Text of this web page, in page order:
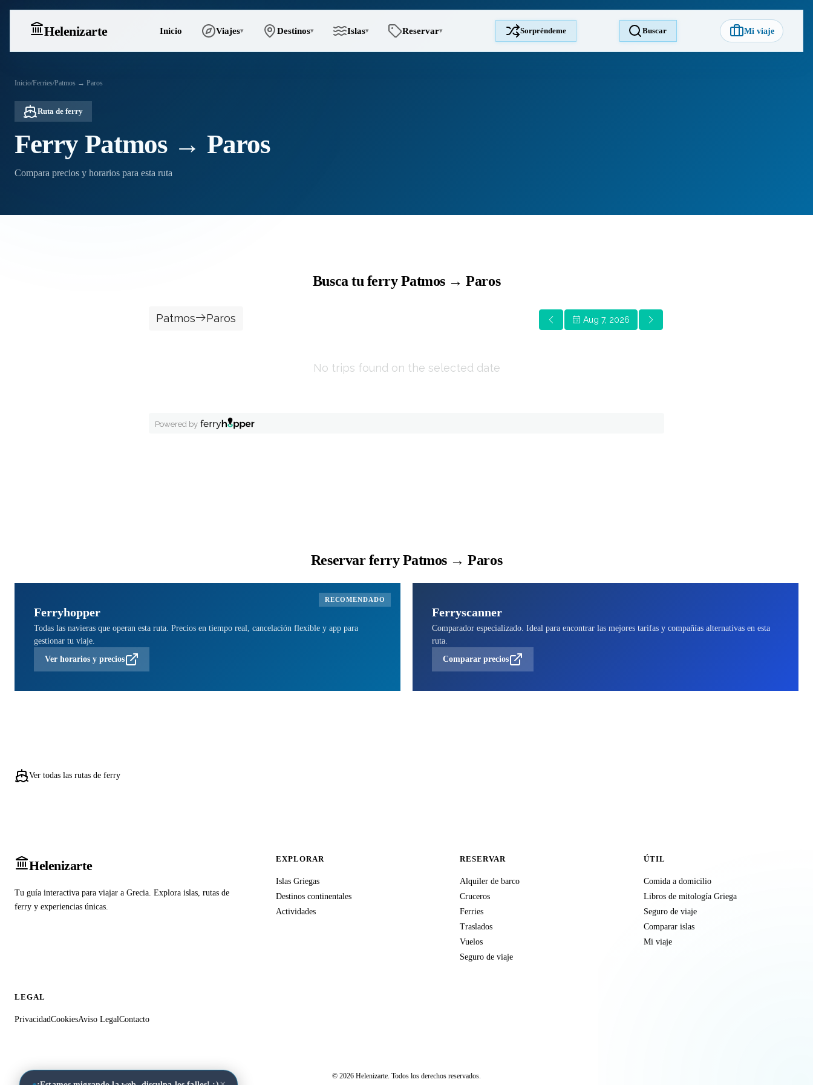
Helenizarte Inicio Viajes▾ Destinos▾ Islas▾ Reservar▾ Sorpréndeme Buscar Mi viaje
Inicio/Ferries/Patmos → Paros
Ruta de ferry
Ferry Patmos → Paros
Compara precios y horarios para esta ruta
Busca tu ferry Patmos → Paros
Reservar ferry Patmos → Paros
RECOMENDADO
Ferryhopper
Todas las navieras que operan esta ruta. Precios en tiempo real, cancelación flexible y app para
gestionar tu viaje.
Ver horarios y precios
Ferryscanner
Comparador especializado. Ideal para encontrar las mejores tarifas y compañías alternativas en esta
ruta.
Comparar precios
Ver todas las rutas de ferry
Helenizarte
Tu guía interactiva para viajar a Grecia. Explora islas, rutas de
ferry y experiencias únicas.
EXPLORAR
Islas Griegas
Destinos continentales
Actividades
RESERVAR
Alquiler de barco
Cruceros
Ferries
Traslados
Vuelos
Seguro de viaje
ÚTIL
Comida a domicilio
Libros de mitología Griega
Seguro de viaje
Comparar islas
Mi viaje
LEGAL
PrivacidadCookiesAviso LegalContacto
© 2026 Helenizarte. Todos los derechos reservados.